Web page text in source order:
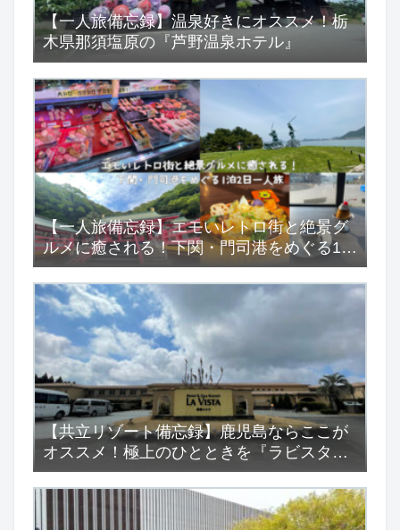
【一人旅備忘録】温泉好きにオススメ！栃
木県那須塩原の『芦野温泉ホテル』
【一人旅備忘録】エモいレトロ街と絶景グ
ルメに癒される！下関・門司港をめぐる1泊
2日一人旅
【共立リゾート備忘録】鹿児島ならここが
オススメ！極上のひとときを『ラビスタ霧
島ヒルズ』で…